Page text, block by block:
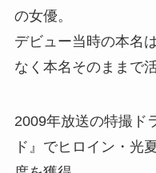
の女優。
デビュー当時の本名
なく本名そのままで
2009年放送の特撮ド
ド』でヒロイン・光